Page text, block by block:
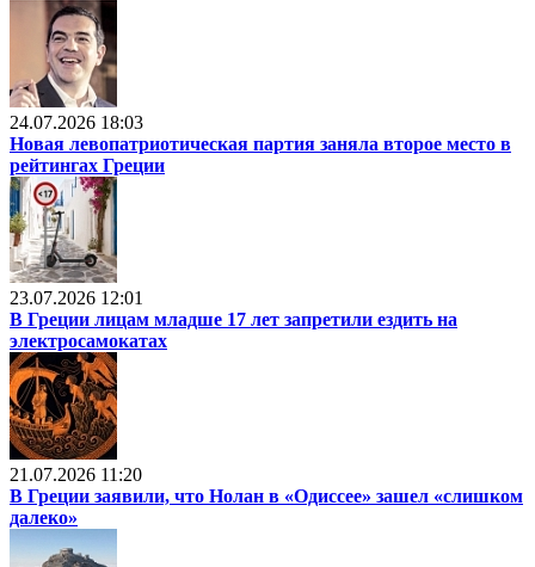
24.07.2026 18:03
Новая левопатриотическая партия заняла второе место в
рейтингах Греции
23.07.2026 12:01
В Греции лицам младше 17 лет запретили ездить на
электросамокатах
21.07.2026 11:20
В Греции заявили, что Нолан в «Одиссее» зашел «слишком
далеко»